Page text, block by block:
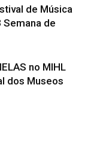
de Música
Semana de
no MIHL
dos Museos